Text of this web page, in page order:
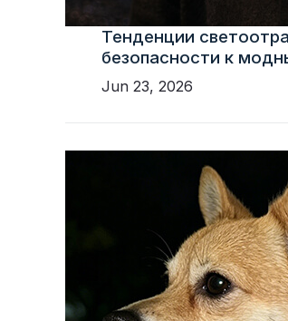
Тенденции
безопасности к
Jun 23, 2026